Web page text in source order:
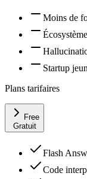
Moins de
Startup
Plans tarifaires
Free
Gratuit
Flash
Code